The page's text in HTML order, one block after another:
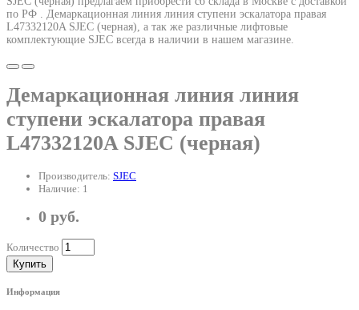
по РФ . Демаркационная линия линия ступени эскалатора правая
L47332120A SJEC (черная), а так же различные лифтовые
комплектующие SJEC всегда в наличии в нашем магазине.
Демаркационная линия линия
ступени эскалатора правая
L47332120A SJEC (черная)
Производитель: SJEC
Наличие: 1
0 руб.
Количество
Купить
Информация